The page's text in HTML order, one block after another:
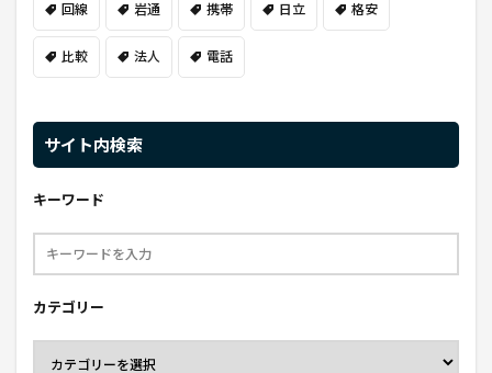
回線 岩通 携帯 日立 格安
比較 法人 電話
サイト内検索
キーワード
カテゴリー